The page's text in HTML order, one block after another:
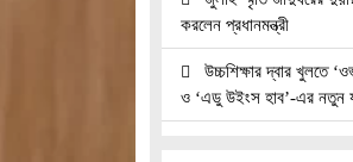
করলেন প্রধানমন্ত্রী
উচ্চশিক্ষার দ্বার খুলতে
ও ‘এডু উইংস হাব’-এর নতুন